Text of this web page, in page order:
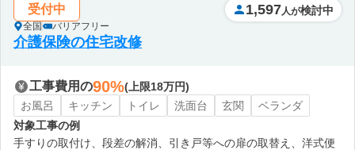
受付中
全国 バリアフリー
1,597 人が検討中
介護保険の住宅改修
工事費用の90%(上限18万円)
お風呂
キッチン トイレ 洗面台 玄関
ベランダ
対象工事の例
手すりの取付け、段差の解消、引き戸等への扉の取替え、洋式便